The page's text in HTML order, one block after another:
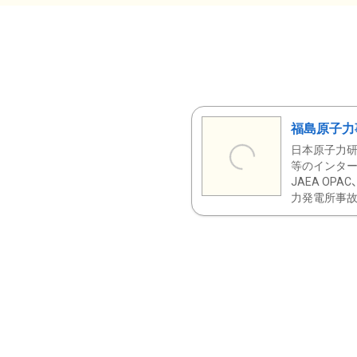
福島原子
日本原子力
等のインタ
JAEA OPAC
力発電所事